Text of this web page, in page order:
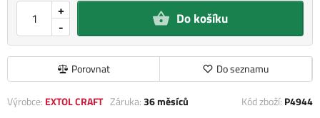
-
+ Do košíku
Porovnat Do seznamu
Výrobce: EXTOL CRAFT Záruka:36 měsíců Kód zboží: P4944